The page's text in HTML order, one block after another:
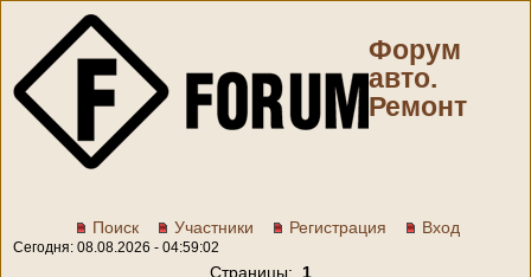
Форум
авто.
Ремонт
Поиск Участники Регистрация Вход
Сегодня: 08.08.2026 - 04:59:02
Страницы: 1